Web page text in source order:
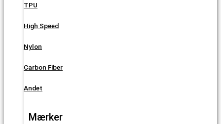
TPU
High Speed
Nylon
Carbon Fiber
Andet
Mærker